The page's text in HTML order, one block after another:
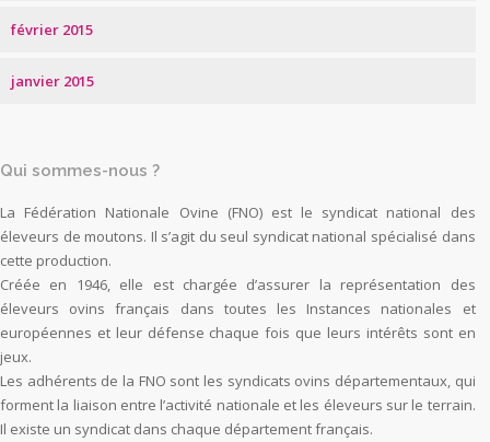
février 2015
janvier 2015
Qui sommes-nous ?
La Fédération Nationale Ovine (FNO) est le syndicat national des
éleveurs de moutons. Il s’agit du seul syndicat national spécialisé dans
cette production.
Créée en 1946, elle est chargée d’assurer la représentation des
éleveurs ovins français dans toutes les Instances nationales et
européennes et leur défense chaque fois que leurs intérêts sont en
jeux.
Les adhérents de la FNO sont les syndicats ovins départementaux, qui
forment la liaison entre l’activité nationale et les éleveurs sur le terrain.
Il existe un syndicat dans chaque département français.